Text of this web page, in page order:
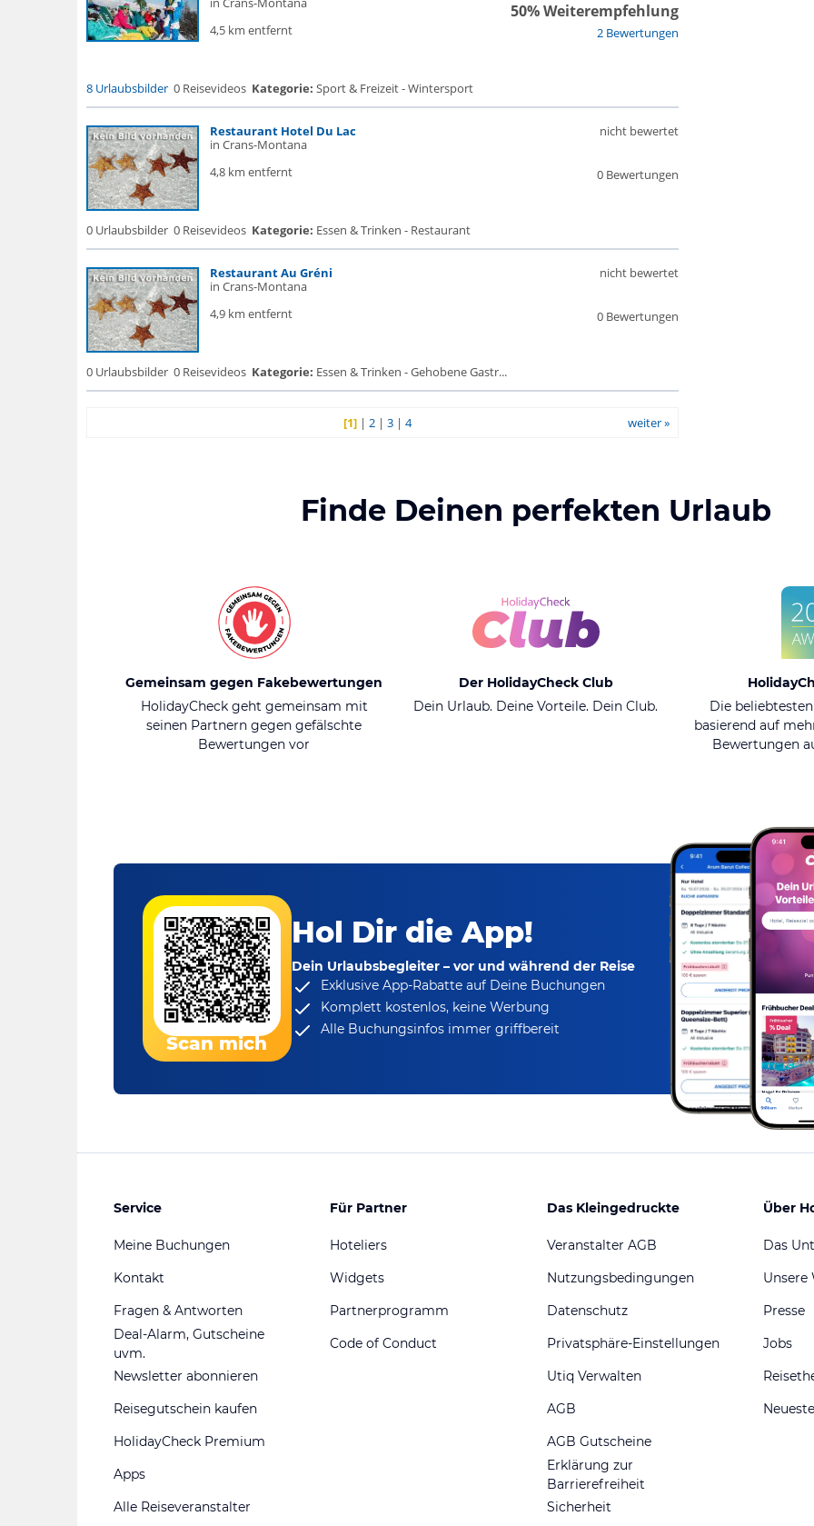
4,5 km entfernt
2 Bewertungen
50% Weiterempfehlung
8 Urlaubsbilder 0 Reisevideos Kategorie: Sport & Freizeit - Wintersport
Restaurant Hotel Du Lac
in Crans-Montana
4,8 km entfernt
0 Bewertungen
nicht bewertet
0 Urlaubsbilder 0 Reisevideos Kategorie: Essen & Trinken - Restaurant
Restaurant Au Gréni
in Crans-Montana
4,9 km entfernt
0 Bewertungen
nicht bewertet
0 Urlaubsbilder 0 Reisevideos Kategorie: Essen & Trinken - Gehobene Gastr...
[1]| 2| 3| 4 weiter »
Finde Deinen perfekten Urlaub
Gemeinsam gegen Fakebewertungen
HolidayCheck geht gemeinsam mit
seinen Partnern gegen gefälschte
Bewertungen vor
Der HolidayCheck Club
Dein Urlaub. Deine Vorteile. Dein Club.
Die
basierend auf
Bewertungen
Scan mich
Hol Dir die App!
Dein Urlaubsbegleiter – vor und während der Reise
Exklusive App-Rabatteauf Deine Buchungen
Komplett kostenlos, keine Werbung
Alle Buchungsinfos immer griffbereit
Service
Meine Buchungen
Kontakt
Fragen & Antworten
Deal-Alarm, Gutscheine
uvm.
Newsletter abonnieren
Reisegutschein kaufen
HolidayCheck Premium
Apps
Alle Reiseveranstalter
Für Partner
Hoteliers
Widgets
Partnerprogramm
Code of Conduct
Das Kleingedruckte
Veranstalter AGB
Nutzungsbedingungen
Datenschutz
Privatsphäre-Einstellungen
Utiq Verwalten
AGB
AGB Gutscheine
Erklärung zur
Barrierefreiheit
Sicherheit
Über
Das
Unsere
Presse
Jobs